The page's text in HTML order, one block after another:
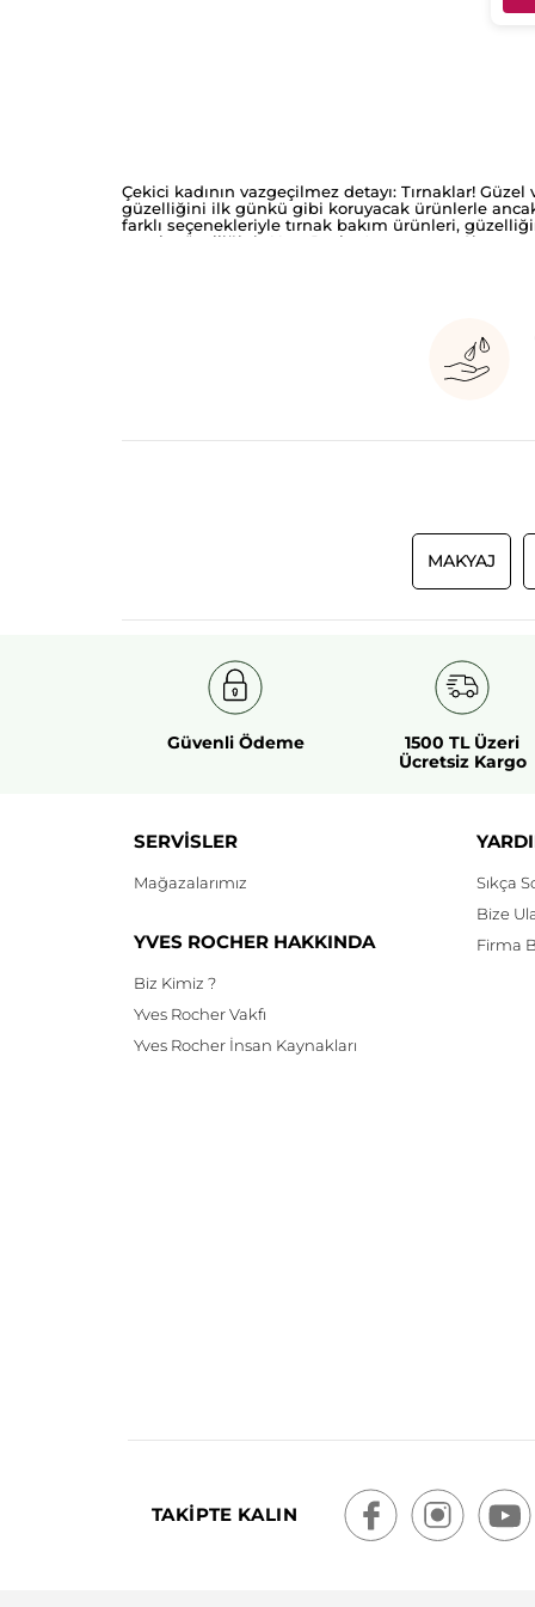
Çekici kadının vazgeçilmez detayı: Tırnaklar!
güzelliğini ilk günkü gibi koruyacak ürünlerle
farklı seçenekleriyle tırnak bakım ürünleri,
tırnak güzelliğiniz Yves Rocher'ye emanet. Size
MAKYAJ
Güvenli Ödeme
1500 TL Üzeri
Ücretsiz Kargo
SERVİSLER
Mağazalarımız
YVES ROCHER HAKKINDA
Biz Kimiz ?
Yves Rocher Vakfı
Yves Rocher İnsan Kaynakları
Sıkça
Bize
Firma
TAKİPTE KALIN